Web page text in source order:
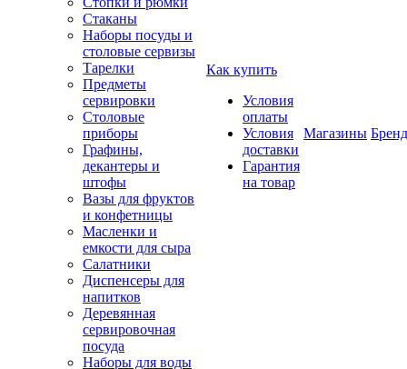
Стаканы
Наборы посуды и
столовые сервизы
Тарелки
Предметы
сервировки
Столовые
приборы
Графины,
декантеры и
штофы
Вазы для фруктов
и конфетницы
Масленки и
емкости для сыра
Салатники
Диспенсеры для
напитков
Деревянная
сервировочная
посуда
Наборы для воды
Как купить
Условия
оплаты
Условия
доставки
Гарантия
на товар
Магазины